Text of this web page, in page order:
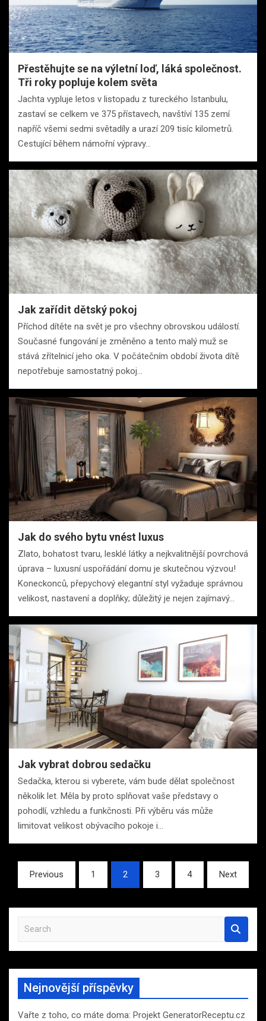
Přestěhujte se na výletní loď, láká společnost.
Tři roky popluje kolem světa
Jachta vypluje letos v listopadu z tureckého Istanbulu,
zastaví se celkem ve 375 přístavech, navštíví 135 zemí
napříč všemi sedmi světadíly a urazí 209 tisíc kilometrů.
Cestující během námořní výpravy…
Jak zařídit dětský pokoj
Příchod dítěte na svět je pro všechny obrovskou událostí.
Současné fungování je změněno a tento malý muž se
stává zřítelnicí jeho oka. V počátečním období života dítě
nepotřebuje samostatný pokoj…
Jak do svého bytu vnést luxus
Zlato, bohatost tvaru, lesklé látky a nejkvalitnější povrchová
úprava – luxusní uspořádání domu je skutečnou výzvou!
Koneckonců, přepychový elegantní styl vyžaduje správnou
velikost, nastavení a doplňky; důležitý je nejen zajímavý…
Jak vybrat dobrou sedačku
Sedačka, kterou si vyberete, vám bude dělat společnost
několik let. Měla by proto splňovat vaše představy o
pohodlí, vzhledu a funkčnosti. Při výběru vás může
limitovat velikost obývacího pokoje i…
Stránkování
příspěvků
Previous 1 2 3 4 Next
a
r
h
Nejnovější příspěvky
Vařte z toho, co máte doma: Projekt GeneratorReceptu.cz